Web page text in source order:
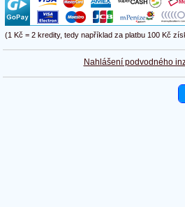
(1 Kč = 2 kredity, tedy například za platbu 100 Kč
Nahlášení podvodného